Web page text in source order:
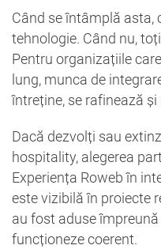
Când se întâmplă asta,
tehnologie. Când nu,
Pentru organizațiile
lung, munca de
întreține, se rafinează
Dacă dezvolți sau
hospitality, alegerea
Experiența Roweb în
este vizibilă în proiecte
au fost aduse
funcționeze coerent.